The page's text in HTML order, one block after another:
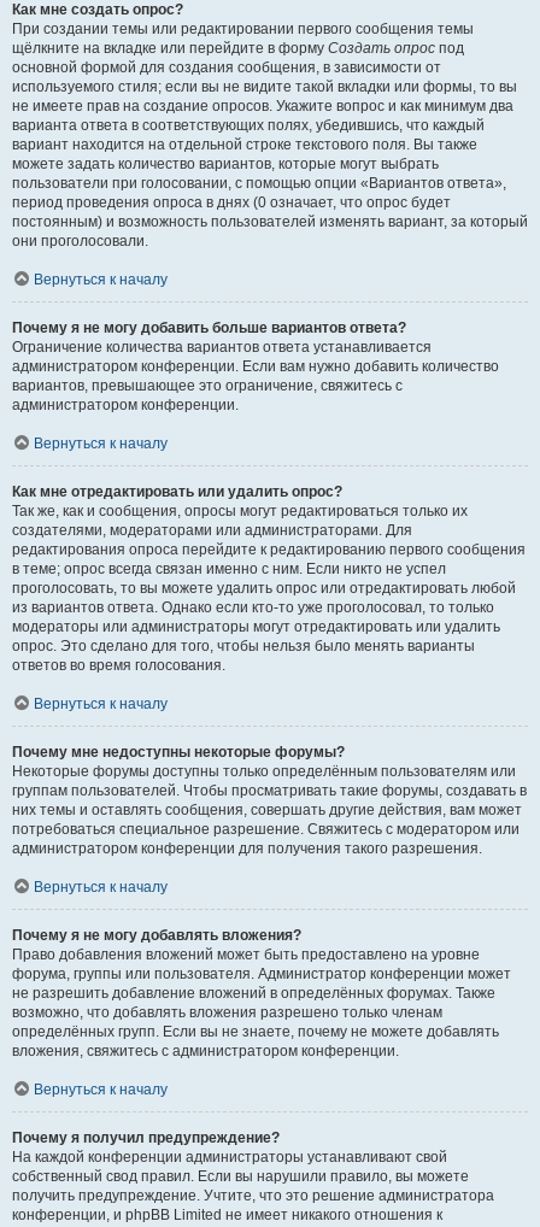
Как мне создать опрос?
При создании темы или редактировании первого сообщения темы
щёлкните на вкладке или перейдите в форму Создать опрос под
основной формой для создания сообщения, в зависимости от
используемого стиля; если вы не видите такой вкладки или формы, то вы
не имеете прав на создание опросов. Укажите вопрос и как минимум два
варианта ответа в соответствующих полях, убедившись, что каждый
вариант находится на отдельной строке текстового поля. Вы также
можете задать количество вариантов, которые могут выбрать
пользователи при голосовании, с помощью опции «Вариантов ответа»,
период проведения опроса в днях (0 означает, что опрос будет
постоянным) и возможность пользователей изменять вариант, за который
они проголосовали.
Вернуться к началу
Почему я не могу добавить больше вариантов ответа?
Ограничение количества вариантов ответа устанавливается
администратором конференции. Если вам нужно добавить количество
вариантов, превышающее это ограничение, свяжитесь с
администратором конференции.
Вернуться к началу
Как мне отредактировать или удалить опрос?
Так же, как и сообщения, опросы могут редактироваться только их
создателями, модераторами или администраторами. Для
редактирования опроса перейдите к редактированию первого сообщения
в теме; опрос всегда связан именно с ним. Если никто не успел
проголосовать, то вы можете удалить опрос или отредактировать любой
из вариантов ответа. Однако если кто-то уже проголосовал, то только
модераторы или администраторы могут отредактировать или удалить
опрос. Это сделано для того, чтобы нельзя было менять варианты
ответов во время голосования.
Вернуться к началу
Почему мне недоступны некоторые форумы?
Некоторые форумы доступны только определённым пользователям или
группам пользователей. Чтобы просматривать такие форумы, создавать в
них темы и оставлять сообщения, совершать другие действия, вам может
потребоваться специальное разрешение. Свяжитесь с модератором или
администратором конференции для получения такого разрешения.
Вернуться к началу
Почему я не могу добавлять вложения?
Право добавления вложений может быть предоставлено на уровне
форума, группы или пользователя. Администратор конференции может
не разрешить добавление вложений в определённых форумах. Также
возможно, что добавлять вложения разрешено только членам
определённых групп. Если вы не знаете, почему не можете добавлять
вложения, свяжитесь с администратором конференции.
Вернуться к началу
Почему я получил предупреждение?
На каждой конференции администраторы устанавливают свой
собственный свод правил. Если вы нарушили правило, вы можете
получить предупреждение. Учтите, что это решение администратора
конференции, и phpBB Limited не имеет никакого отношения к